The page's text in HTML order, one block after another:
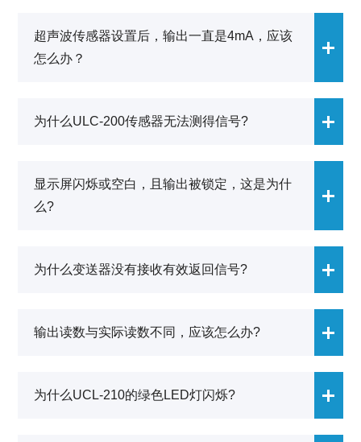
超声波传感器设置后，输出一直是4mA，应该
怎么办？
容易被遗漏：在将设备校准到某一距离时，实际上可能已
经将其校准到另一个距离了。例如：123"读数为12.3"而不
是123"。如果EC4输入为100而EC20为25.传感器会认为范
围为10.0"至2.5"。当实际距离大于10.0"距离时，读数会一
直为4mA.
为什么ULC-200传感器无法测得信号?
(例如，连接至PLC的所有电源负极输出)。拉出型传感器采
用14-36 VDC、200mA电源。要测试这类传感器，须将
201001部件：回路供电变送器的电流输出，采用两线制连
接方法。回路供电传感器采用18-36 VDC、25mA电源，且
将PLC拆下，然后在相同位置安装万用表(调至mA档)。应
经常检查UCL-200系列的变送器。该系列变送器外形相
不小于200mA。对于多设备的安装，每台设备仍需200 mA
显示屏闪烁或空白，且输出被锁定，这是为什
么?
器可能会开始闪烁。提问所述的情况可能是由声音响应丢
失所致，此时需重新配置变送器，或重启电源，复位设备.
为什么变送器没有接收有效返回信号?
是否存在锥束干扰：如来自锥束区域内侧壁、楼梯、缝
安装是否正确：变送器是否已安装齐平，且不会受安装配
件或法兰的干扰.
输出读数与实际读数不同，应该怎么办?
传感器电源，恢复出厂设置，重新校准传感器。必要时，
为什么UCL-210的绿色LED灯闪烁?